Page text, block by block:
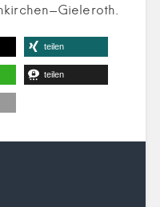
Gieleroth.
teilen
teilen